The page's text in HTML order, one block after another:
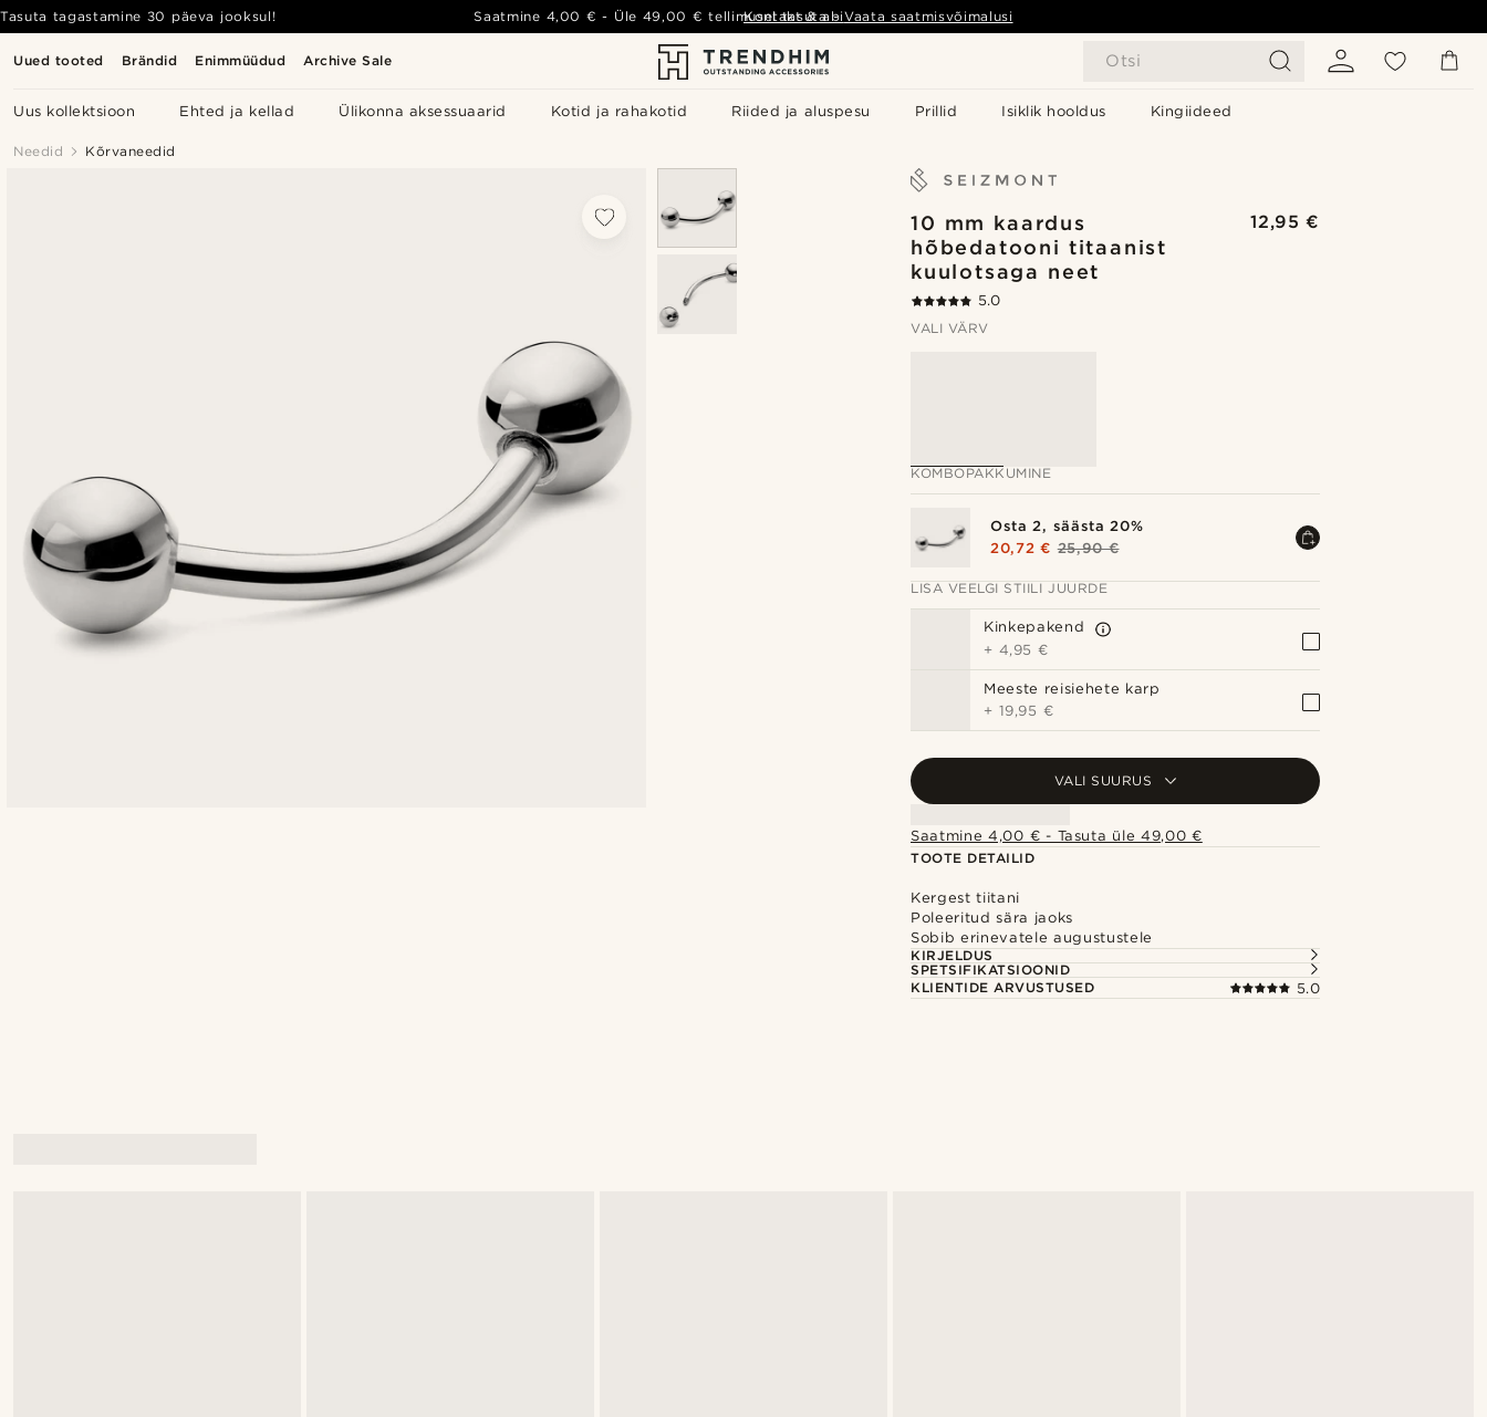
Uued tooted Brändid Enimmüüdud Archive Sale Otsi
Uus kollektsioon Ehted ja kellad Ülikonna aksessuaarid Kotid ja rahakotid Riided ja aluspesu Prillid Isiklik hooldus Kingiideed
Tasuta tagastamine 30 päeva jooksul! Saatmine 4,00 € - Üle 49,00 € tellimusel tasuta- Vaata saatmisvõimalusi
Kontakt & abi
Needid Kõrvaneedid
10 mm kaardus
hõbedatooni titaanist
kuulotsaga neet
12,95 €
5.0
VALI VÄRV
KOMBOPAKKUMINE
Osta 2, säästa 20%
20,72 € 25,90 €
LISA VEELGI STIILI JUURDE
Kinkepakend
+ 4,95 €
Meeste reisiehete karp
+ 19,95 €
VALI SUURUS
Saatmine 4,00 € - Tasuta üle 49,00 €
TOOTE DETAILID
Kergest tiitani
Poleeritud sära jaoks
Sobib erinevatele augustustele
KIRJELDUS
SPETSIFIKATSIOONID
KLIENTIDE ARVUSTUSED
5.0